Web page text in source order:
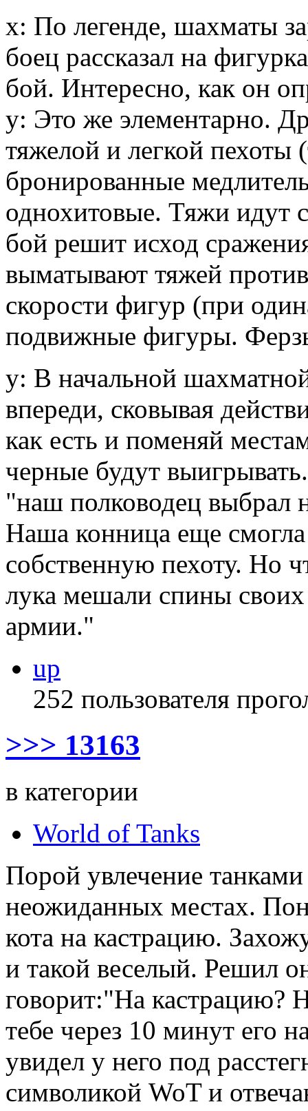
x: По легенде, шахматы
боец рассказал на
бой. Интересно, как он
y: Это же элементарно.
тяжелой и легкой
бронированные
однохитовые. Тяжи идут
бой решит исход
выматывают тяжей
скорости фигур (при
подвижные фигуры.
y: В начальной
впереди, сковывая
как есть и поменяй
черные будут
"наш полководец выбрал
Наша конница еще смогла
собственную пехоту. Но
лука мешали спины
армии."
up
252 пользователя
>>> 13163
в категории
World of Tanks
Порой увлечение
неожиданных местах.
кота на кастрацию.
и такой веселый. Решил
говорит:"На кастрацию?
тебе через 10 минут его
увидел у него под
символикой WoT и